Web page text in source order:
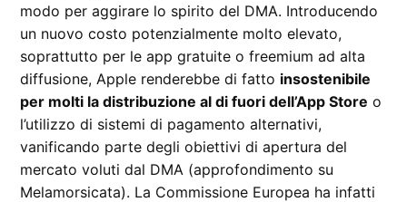
modo per aggirare lo spirito del DMA. Introducendo
un nuovo costo potenzialmente molto elevato,
soprattutto per le app gratuite o freemium ad alta
diffusione, Apple renderebbe di fatto insostenibile
per molti la distribuzione al di fuori dell’App Store o
l’utilizzo di sistemi di pagamento alternativi,
vanificando parte degli obiettivi di apertura del
mercato voluti dal DMA (approfondimento su
Melamorsicata). La Commissione Europea ha infatti